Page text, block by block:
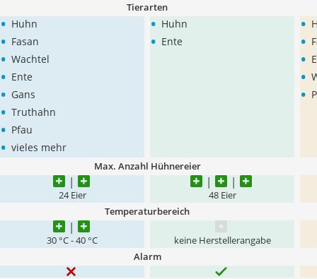
Tierarten
• Huhn
• Fasan
• Wachtel
• Ente
• Gans
• Truthahn
• Pfau
• vieles mehr
• Huhn
• Ente
•
•
•
•
•
Max. Anzahl Hühnereier
24 Eier 48 Eier
Temperaturbereich
30 °C - 40 °C keine Herstellerangabe
Alarm